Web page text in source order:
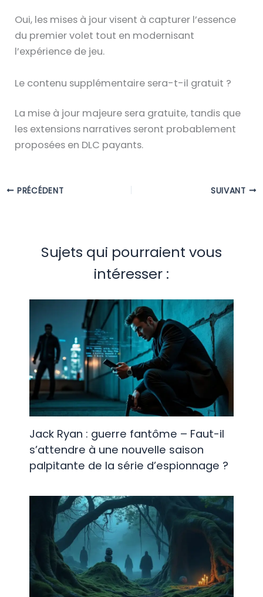
Oui, les mises à jour visent à capturer l’essence
du premier volet tout en modernisant
l’expérience de jeu.
Le contenu supplémentaire sera-t-il gratuit ?
La mise à jour majeure sera gratuite, tandis que
les extensions narratives seront probablement
proposées en DLC payants.
PRÉCÉDENT SUIVANT
Sujets qui pourraient vous
intéresser :
Jack Ryan : guerre fantôme – Faut-il
s’attendre à une nouvelle saison
palpitante de la série d’espionnage ?